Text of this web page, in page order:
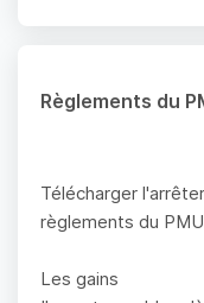
Règlements du
Télécharger
règlements du
Les gains